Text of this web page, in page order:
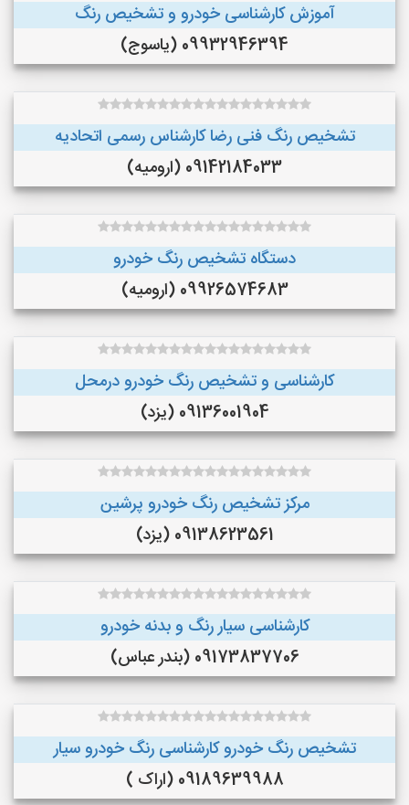
آموزش کارشناسی خودرو و تشخیص رنگ
09932946394 (یاسوج)
تشخیص رنگ فنی رضا کارشناس رسمی اتحادیه
09142184033 (ارومیه)
دستگاه تشخیص رنگ خودرو
09926574683 (ارومیه)
کارشناسی و تشخیص رنگ خودرو درمحل
09136001904 (یزد)
مرکز تشخیص رنگ خودرو پرشین
09138623561 (یزد)
کارشناسی سیار رنگ و بدنه خودرو
09173837706 (بندر عباس)
تشخیص رنگ خودرو کارشناسی رنگ خودرو سیار
09189639988 (اراک )